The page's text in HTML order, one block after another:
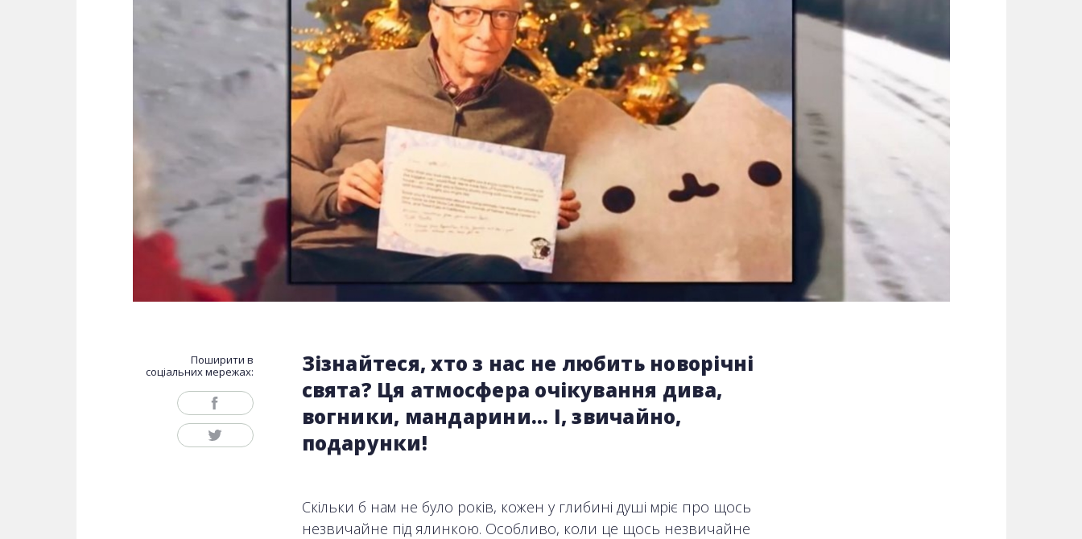
Поширити в
соціальних мережах:
Зізнайтеся, хто з нас не любить новорічні
свята? Ця атмосфера очікування дива,
вогники, мандарини... І, звичайно,
подарунки!
Скільки б нам не було років, кожен у глибині душі мріє про щось
незвичайне під ялинкою. Особливо, коли це щось незвичайне